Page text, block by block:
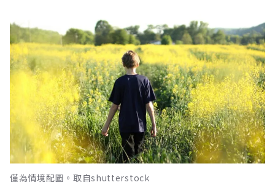
僅為情境配圖。取自shutterstock